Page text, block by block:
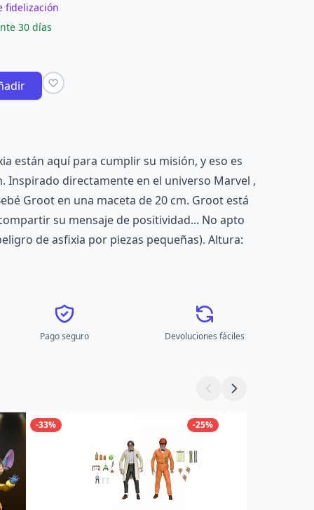
fidelización
30 días
están aquí para cumplir su misión, y eso es
Inspirado directamente en el universo Marvel ,
Groot en una maceta de 20 cm. Groot está
su mensaje de positividad... No apto
de asfixia por piezas pequeñas). Altura:
Pago seguro Devoluciones fáciles
-33% -25%